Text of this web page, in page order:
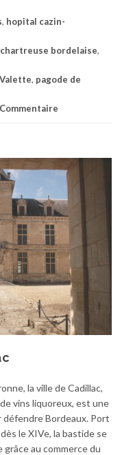
, hopital cazin-
bordelaise,
, pagode de
Commentaire
la ville de Cadillac,
vins liquoreux, est une
Bordeaux. Port
le XIVe, la bastide se
au commerce du